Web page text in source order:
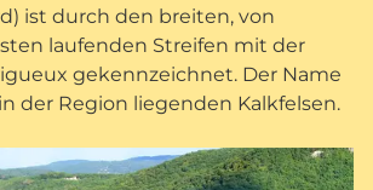
ist durch den breiten, von
laufenden Streifen mit der
gekennzeichnet. Der Name
der Region liegenden Kalkfelsen.